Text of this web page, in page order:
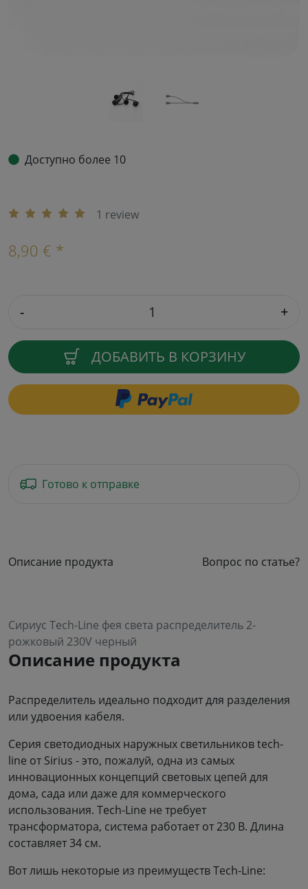
Доступно более 10
1 review
8,90 € *
- +
ДОБАВИТЬ В КОРЗИНУ
Готово к отправке
Описание продукта Вопрос по статье?
Сириус Tech-Line фея света распределитель 2-
рожковый 230V черный
Описание продукта
Распределитель идеально подходит для разделения
или удвоения кабеля.
Серия светодиодных наружных светильников tech-
line от Sirius - это, пожалуй, одна из самых
инновационных концепций световых цепей для
дома, сада или даже для коммерческого
использования. Tech-Line не требует
трансформатора, система работает от 230 В. Длина
составляет 34 см.
Вот лишь некоторые из преимуществ Tech-Line: